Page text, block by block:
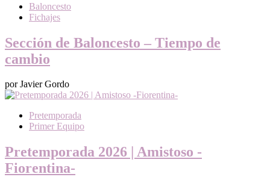
Baloncesto
Fichajes
Sección de Baloncesto – Tiempo de
cambio
por Javier Gordo
Pretemporada
Primer Equipo
Pretemporada 2026 | Amistoso -
Fiorentina-